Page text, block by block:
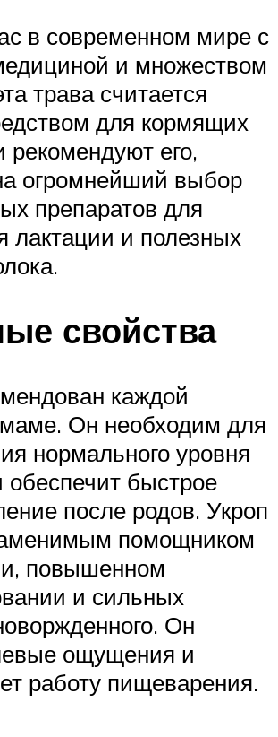
в современном мире с
и множеством
трава считается
для кормящих
его,
огромнейший выбор
препаратов для
лактации и полезных
свойства
каждой
Он необходим для
нормального уровня
обеспечит быстрое
после родов. Укроп
помощником
повышенном
и сильных
Он
ощущения и
работу пищеварения.